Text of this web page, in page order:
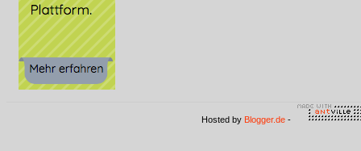
Hosted by Blogger.de -